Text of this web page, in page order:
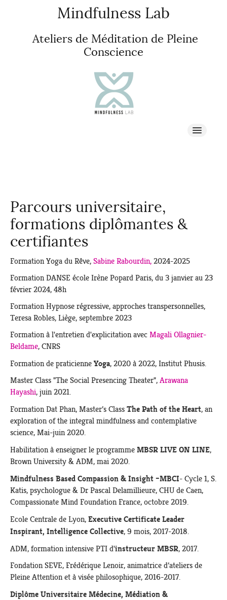
Mindfulness Lab
Ateliers de Méditation de Pleine
Conscience
STAGES & RETRAITES
ENTREPRISES
PARTENAIRES
Actualités
CONTACT
Parcours universitaire,
formations diplômantes &
certifiantes
Formation Yoga du Rêve, Sabine Rabourdin, 2024-2025
Formation DANSE école Irène Popard Paris, du 3 janvier au 23
février 2024, 48h
Formation Hypnose régressive, approches transpersonnelles,
Teresa Robles, Liège, septembre 2023
Formation à l'entretien d'explicitation avec Magali Ollagnier-
Beldame, CNRS
Formation de praticienne Yoga, 2020 à 2022, Institut Phusis.
Master Class "The Social Presencing Theater", Arawana
Hayashi, juin 2021.
Formation Dat Phan, Master’s Class The Path of the Heart, an
exploration of the integral mindfulness and contemplative
science, Mai-juin 2020.
Habilitation à enseigner le programme MBSR LIVE ON LINE,
Brown University & ADM, mai 2020.
Mindfulness Based Compassion & Insight –MBCI- Cycle 1, S.
Katis, psychologue & Dr Pascal Delamillieure, CHU de Caen,
Compassionate Mind Foundation France, octobre 2019.
Ecole Centrale de Lyon, Executive Certificate Leader
Inspirant, Intelligence Collective, 9 mois, 2017-2018.
ADM, formation intensive PTI d'instructeur MBSR, 2017.
Fondation SEVE, Frédérique Lenoir, animatrice d’ateliers de
Pleine Attention et à visée philosophique, 2016-2017.
Diplôme Universitaire Médecine, Médiation &